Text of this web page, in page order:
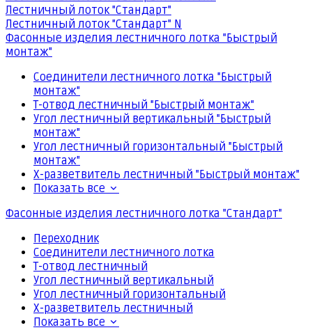
Лестничный лоток "Стандарт"
Лестничный лоток "Стандарт" N
Фасонные изделия лестничного лотка "Быстрый
монтаж"
Соединители лестничного лотка "Быстрый
монтаж"
Т-отвод лестничный "Быстрый монтаж"
Угол лестничный вертикальный "Быстрый
монтаж"
Угол лестничный горизонтальный "Быстрый
монтаж"
Х-разветвитель лестничный "Быстрый монтаж"
Показать все
Фасонные изделия лестничного лотка "Стандарт"
Переходник
Соединители лестничного лотка
Т-отвод лестничный
Угол лестничный вертикальный
Угол лестничный горизонтальный
Х-разветвитель лестничный
Показать все